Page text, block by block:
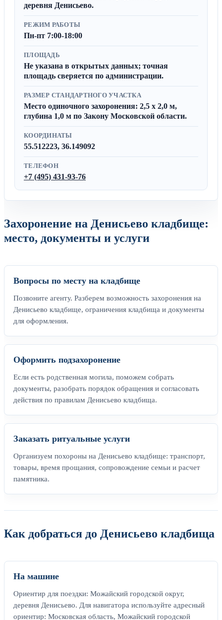
деревня Денисьево.
РЕЖИМ РАБОТЫ
Пн-пт 7:00-18:00
ПЛОЩАДЬ
Не указана в открытых данных; точная
площадь сверяется по администрации.
РАЗМЕР СТАНДАРТНОГО УЧАСТКА
Место одиночного захоронения: 2,5 x 2,0 м,
глубина 1,0 м по Закону Московской области.
КООРДИНАТЫ
55.512223, 36.149092
ТЕЛЕФОН
+7 (495) 431-93-76
Захоронение на Денисьево кладбище:
место, документы и услуги
Вопросы по месту на кладбище
Позвоните агенту. Разберем возможность захоронения на
Денисьево кладбище, ограничения кладбища и документы
для оформления.
Оформить подзахоронение
Если есть родственная могила, поможем собрать
документы, разобрать порядок обращения и согласовать
действия по правилам Денисьево кладбища.
Заказать ритуальные услуги
Организуем похороны на Денисьево кладбище: транспорт,
товары, время прощания, сопровождение семьи и расчет
памятника.
Как добраться до Денисьево кладбища
На машине
Ориентир для поездки: Можайский городской округ,
деревня Денисьево. Для навигатора используйте адресный
ориентир: Московская область, Можайский городской